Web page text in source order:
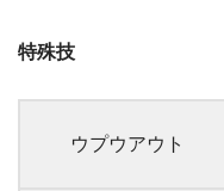
特殊技
ウプウアウト